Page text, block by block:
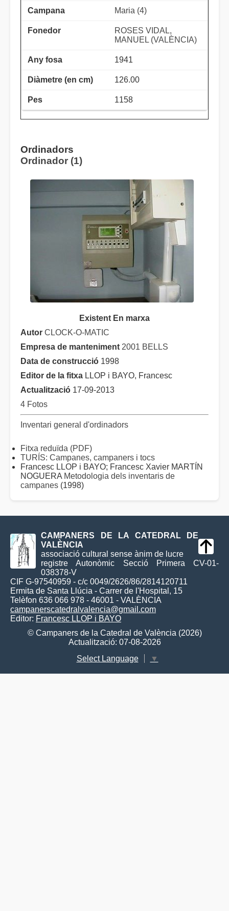
Maria (4)
ROSES VIDAL,
MANUEL (VALÈNCIA)
1941
126.00
1158
Ordinadors
Ordinador (1)
Existent En marxa
Autor CLOCK-O-MATIC
Empresa de manteniment 2001 BELLS
Data de construcció 1998
Editor de la fitxa LLOP i BAYO, Francesc
Actualització 17-09-2013
4 Fotos
Inventari general d'ordinadors
Fitxa reduïda (PDF)
TURÍS: Campanes, campaners i tocs
Francesc LLOP i BAYO; Francesc Xavier MARTÍN
NOGUERA Metodologia dels inventaris de
campanes (1998)
CAMPANERS DE LA CATEDRAL DE
VALÈNCIA
associació cultural sense ànim de lucre
registre Autonòmic Secció Primera CV-01-
038378-V
CIF G-97540959 - c/c 0049/2626/86/2814120711
Ermita de Santa Llúcia - Carrer de l'Hospital, 15
Telèfon 636 066 978 - 46001 - VALÈNCIA
campanerscatedralvalencia@gmail.com
Editor: Francesc LLOP i BAYO
© Campaners de la Catedral de València (2026)
Actualització: 07-08-2026
Select Language
▼